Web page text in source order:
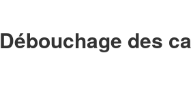
Débouchage des